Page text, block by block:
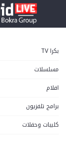
بكرا TV
مسلسلات
افلام
برامج تلفزيون
كليبات وحفلات